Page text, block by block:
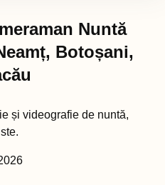
Nuntă
Botoșani,
și videografie de nuntă,